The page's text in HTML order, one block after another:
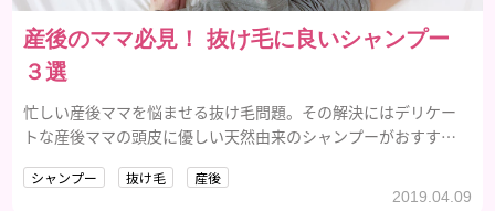
産後のママ必見！ 抜け毛に良いシャンプー
３選
忙しい産後ママを悩ませる抜け毛問題。その解決にはデリケー
トな産後ママの頭皮に優しい天然由来のシャンプーがおすすめ
シャンプー 抜け毛 産後
2019.04.09